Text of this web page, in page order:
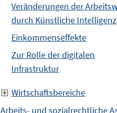
Veränderungen der
durch Künstliche Intelligenz
Einkommenseffekte
Zur Rolle der digitalen
Infrastruktur
Wirtschaftsbereiche
Arbeits- und sozialrechtliche